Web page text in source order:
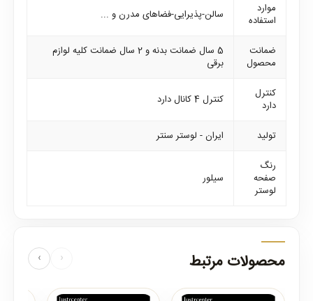
موارد
استفاده
سالن-پذیرایی-فضاهای مدرن و ...
ضمانت
محصول
5 سال ضمانت بدنه و 2 سال ضمانت کلیه لوازم
برقی
کنترل
دارد
کنترل 4 کانال دارد
تولید
ایران - لوستر سنتر
رنگ
صفحه
لوستر
سیلور
محصولات مرتبط ‹
›